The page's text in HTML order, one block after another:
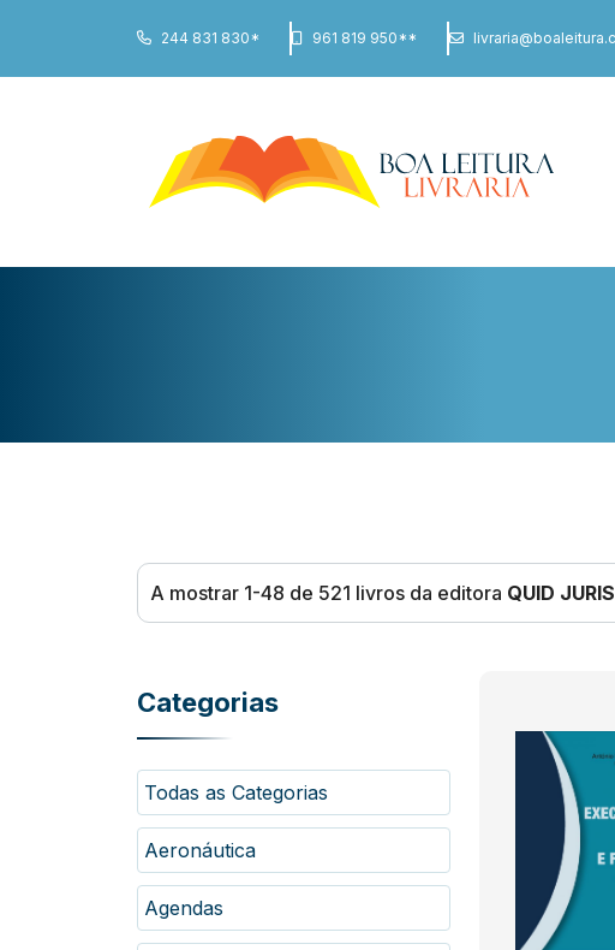
244 831 830* 961 819 950**
A mostrar 1-48 de 521 livros da editora QUID JURIS
Categorias
Todas as Categorias
Aeronáutica
Agendas